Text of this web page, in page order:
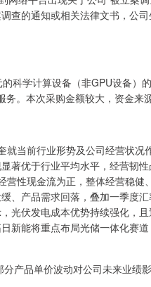
查的通知或相关法律文书，公
学计算设备（非GPU设备）
本次采购金额较大，资金来
当前行业形势及公司经营状况
著优于行业平均水平，经营韧
性现金流为正，整体经营稳健
、产品需求回落，叠加一季度
光伏发电成本优势持续强化，
新能将重点布局光储一体化赛
产品单价波动对公司未来业绩